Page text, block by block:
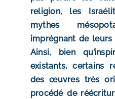
religion, les
mythes
imprégnant de
Ainsi, bien
existants, certains
des œuvres très
procédé de